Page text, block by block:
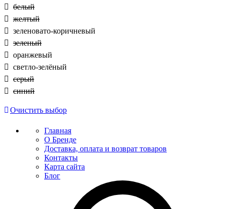
белый
желтый
зеленовато-коричневый
зеленый
оранжевый
светло-зелёный
серый
синий
Очистить выбор
Главная
О Бренде
Доставка, оплата и возврат товаров
Контакты
Карта сайта
Блог